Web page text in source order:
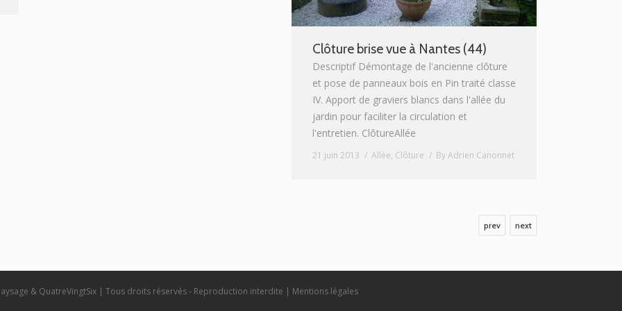
Clôture brise vue à Nantes (44)
Descriptif Démontage de l'ancienne clôture
et pose de panneaux bois en Pin traité classe
IV. Apport de graviers blancs dans l'allée du
jardin pour faciliter la circulation et
l'entretien. ClôtureAllée
21 juin 2013 Allée, Clôture ByAdrien Canonnet
prev next
& QuatreVingtSix | Tous droits réservés - Reproduction interdite | Mentions légales